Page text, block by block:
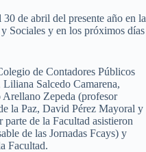
de abril del presente año en la
Sociales y en los próximos días
de Contadores Públicos
Salcedo Camarena,
Zepeda (profesor
la Paz, David Pérez Mayoral y
parte de la Facultad asistieron
de las Jornadas Fcays) y
Facultad.